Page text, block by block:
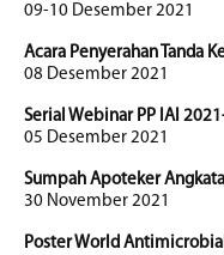
09-10 Desember 2021
Acara Penyerahan Tanda
08 Desember 2021
Serial Webinar PP IAI
05 Desember 2021
Sumpah Apoteker
30 November 2021
Poster World